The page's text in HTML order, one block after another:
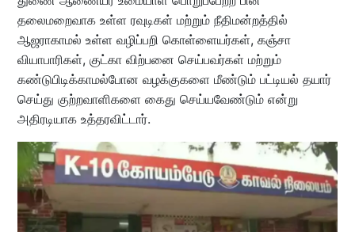
தலைமறைவாக உள்ள ரவுடிகள் மற்றும் நீதிமன்றத்தில்
ஆஜராகாமல் உள்ள வழிப்பறி கொள்ளையர்கள், கஞ்சா
வியாபாரிகள், குட்கா விற்பனை செய்பவர்கள் மற்றும்
கண்டுபிடிக்காமல்போன வழக்குகளை மீண்டும் பட்டியல் தயார்
செய்து குற்றவாளிகளை கைது செய்யவேண்டும் என்று
அதிரடியாக உத்தரவிட்டார்.